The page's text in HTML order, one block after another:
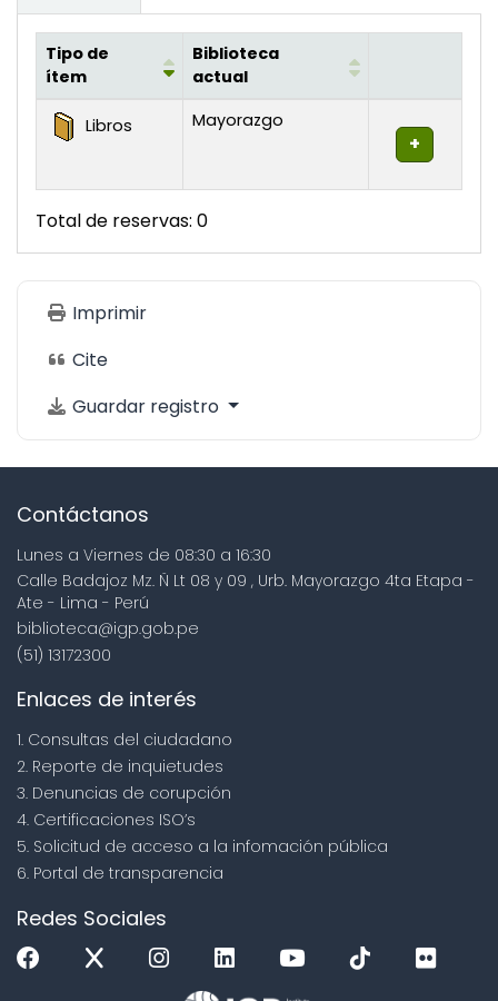
Existencias
Tipo de
ítem
Biblioteca
actual
Libros Mayorazgo
Total de reservas: 0
Imprimir
Cite
Guardar registro
Contáctanos
Lunes a Viernes de 08:30 a 16:30
Calle Badajoz Mz. Ñ Lt 08 y 09 , Urb. Mayorazgo 4ta Etapa -
Ate - Lima - Perú
biblioteca@igp.gob.pe
(51) 13172300
Enlaces de interés
1. Consultas del ciudadano
2. Reporte de inquietudes
3. Denuncias de corupción
4. Certificaciones ISO’s
5. Solicitud de acceso a la infomación pública
6. Portal de transparencia
Redes Sociales